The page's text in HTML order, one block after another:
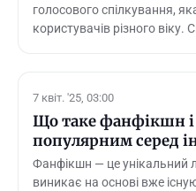
голосового спілкування,
користувачів різного віку.
7 квіт. '25, 03:00
Що таке фанфікшн і
популярним серед
Фанфікшн — це унікальний
виникає на основі вже